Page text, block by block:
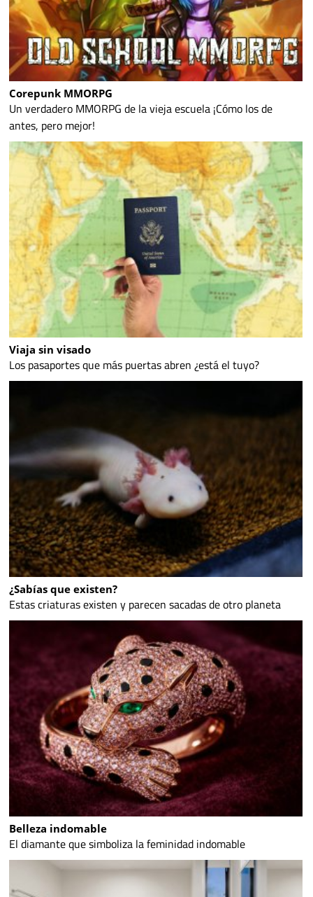
Corepunk MMORPG
Un verdadero MMORPG de la vieja escuela ¡Cómo los de
antes, pero mejor!
Viaja sin visado
Los pasaportes que más puertas abren ¿está el tuyo?
¿Sabías que existen?
Estas criaturas existen y parecen sacadas de otro planeta
Belleza indomable
El diamante que simboliza la feminidad indomable